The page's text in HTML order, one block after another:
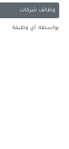
وظائف شركات
بواسطة: أي وظيفة